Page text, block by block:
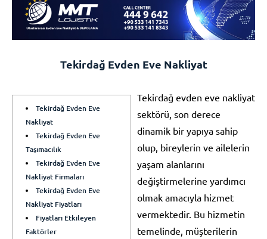
Tekirdağ Evden Eve Nakliyat
Tekirdağ Evden Eve
Nakliyat
Tekirdağ Evden Eve
Taşımacılık
Tekirdağ Evden Eve
Nakliyat Firmaları
Tekirdağ Evden Eve
Nakliyat Fiyatları
Fiyatları Etkileyen
Faktörler
Tekirdağ evden eve nakliyat
sektörü, son derece
dinamik bir yapıya sahip
olup, bireylerin ve ailelerin
yaşam alanlarını
değiştirmelerine yardımcı
olmak amacıyla hizmet
vermektedir. Bu hizmetin
temelinde, müşterilerin